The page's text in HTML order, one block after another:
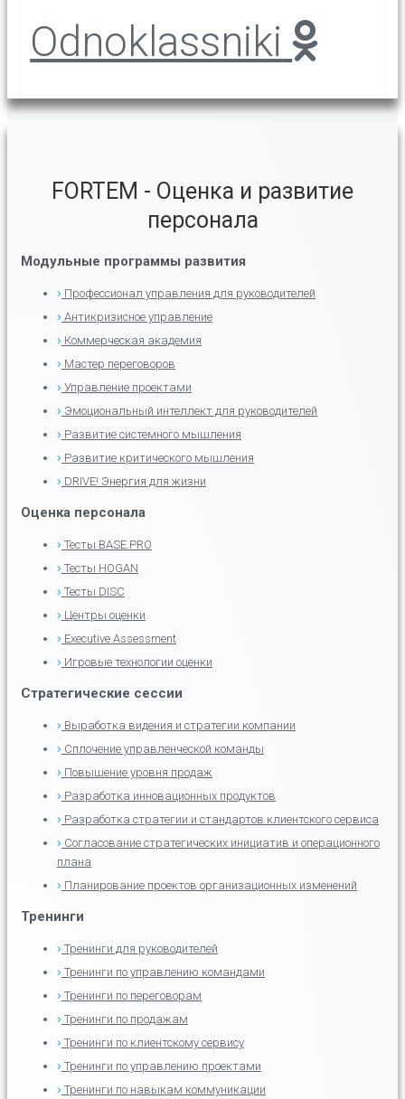
Odnoklassniki
FORTEM - Оценка и развитие
персонала
Модульные программы развития
Профессионал управления для руководителей
Антикризисное управление
Коммерческая академия
Мастер переговоров
Управление проектами
Эмоциональный интеллект для руководителей
Развитие системного мышления
Развитие критического мышления
DRIVE! Энергия для жизни
Оценка персонала
Тесты BASE.PRO
Тесты HOGAN
Тесты DISC
Центры оценки
Executive Assessment
Игровые технологии оценки
Стратегические сессии
Выработка видения и стратегии компании
Сплочение управленческой команды
Повышение уровня продаж
Разработка инновационных продуктов
Разработка стратегии и стандартов клиентского сервиса
Согласование стратегических инициатив и операционного
плана
Планирование проектов организационных изменений
Тренинги
Тренинги для руководителей
Тренинги по управлению командами
Тренинги по переговорам
Тренинги по продажам
Тренинги по клиентскому сервису
Тренинги по управлению проектами
Тренинги по навыкам коммуникации